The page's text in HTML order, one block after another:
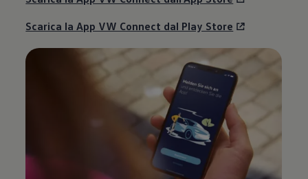
Scarica la App VW Connect dal Play Store